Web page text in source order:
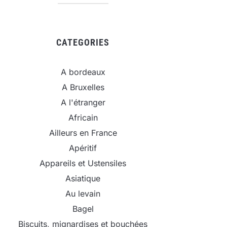
CATEGORIES
A bordeaux
A Bruxelles
A l'étranger
Africain
Ailleurs en France
Apéritif
Appareils et Ustensiles
Asiatique
Au levain
Bagel
Biscuits, mignardises et bouchées